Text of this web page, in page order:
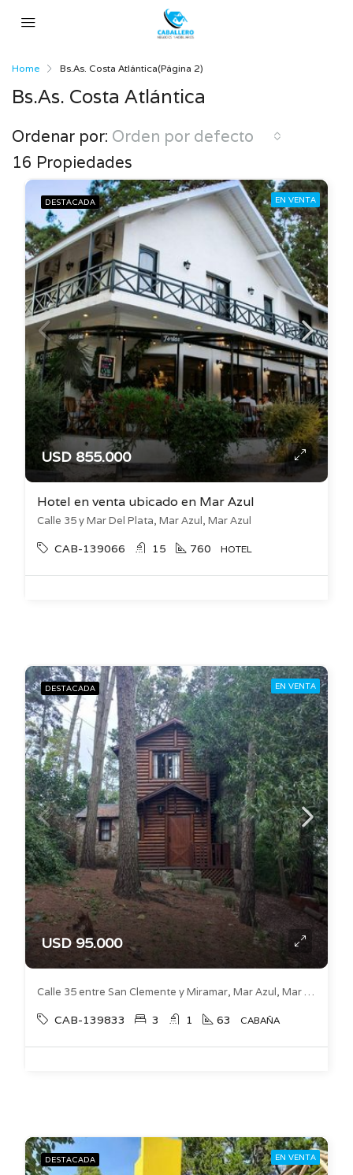
Home Bs.As. Costa Atlántica(Página 2)
Bs.As. Costa Atlántica
16 Propiedades
Ordenar por: Orden por defecto
DESTACADA EN VENTA
USD 855.000
Hotel en venta ubicado en Mar Azul
Calle 35 y Mar Del Plata, Mar Azul, Mar Azul
CAB-139066 15 760 HOTEL
DESTACADA EN VENTA
USD 95.000
Calle 35 entre San Clemente y Miramar, Mar Azul, Mar Azul
CAB-139833 3 1 63 CABAÑA
DESTACADA EN VENTA